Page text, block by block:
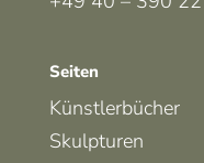
Seiten
Künstlerbücher
Skulpturen